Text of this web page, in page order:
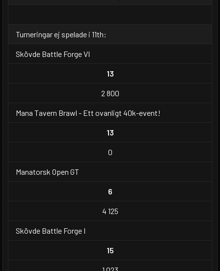
Turneringar ej spelade i 11th:
Skövde Battle Forge VI
13
2 800
Mana Tavern Brawl - Ett ovanligt 40k-event!
13
0
Manatorsk Open GT
6
4 125
Skövde Battle Forge I
15